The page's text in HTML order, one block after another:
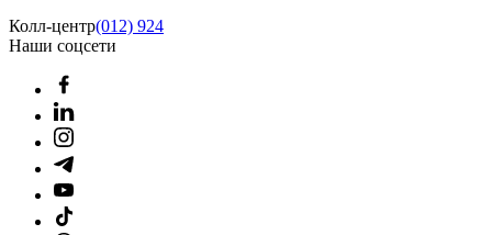
Колл-центр(012) 924
Наши соцсети